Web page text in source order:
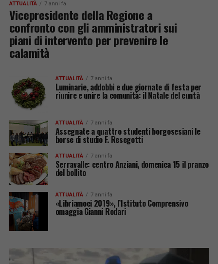
ATTUALITÀ 7 anni fa
Vicepresidente della Regione a
confronto con gli amministratori sui
piani di intervento per prevenire le
calamità
ATTUALITÀ 7 anni fa
Luminarie, addobbi e due giornate di festa per
riunire e unire la comunità: il Natale del cuntà
ATTUALITÀ 7 anni fa
Assegnate a quattro studenti borgosesiani le
borse di studio F. Resegotti
ATTUALITÀ 7 anni fa
Serravalle: centro Anziani, domenica 15 il pranzo
del bollito
ATTUALITÀ 7 anni fa
«Libriamoci 2019», l’Istituto Comprensivo
omaggia Gianni Rodari